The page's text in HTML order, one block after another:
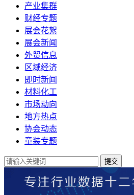
产业集群
财经专题
展会花絮
展会新闻
外贸信息
区域经济
即时新闻
材料化工
市场动向
地方热点
协会动态
童装专题
提交